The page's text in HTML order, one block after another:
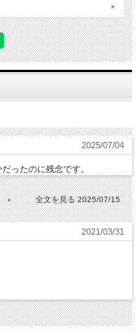
2025/07/04
ったのに残念です。
2025/07/15
2021/03/31